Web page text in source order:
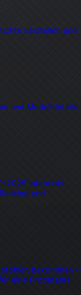
verstehen und
und Modelldetails
interaktiv:
und
bekommen
eine Probefahrt